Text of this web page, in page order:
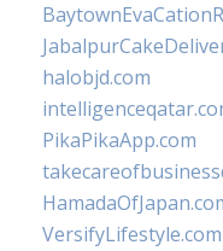
halobjd.com
PikaPikaApp.com
VersifyLifestyle.com